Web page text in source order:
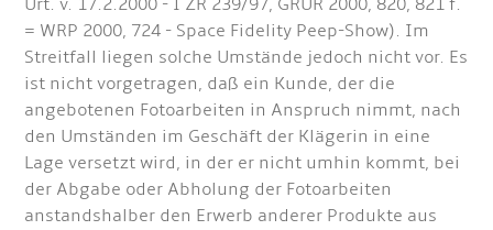
Urt. v. 17.2.2000 - I ZR 239/97, GRUR 2000, 820, 821 f.
= WRP 2000, 724 - Space Fidelity Peep-Show). Im
Streitfall liegen solche Umstände jedoch nicht vor. Es
ist nicht vorgetragen, daß ein Kunde, der die
angebotenen Fotoarbeiten in Anspruch nimmt, nach
den Umständen im Geschäft der Klägerin in eine
Lage versetzt wird, in der er nicht umhin kommt, bei
der Abgabe oder Abholung der Fotoarbeiten
anstandshalber den Erwerb anderer Produkte aus